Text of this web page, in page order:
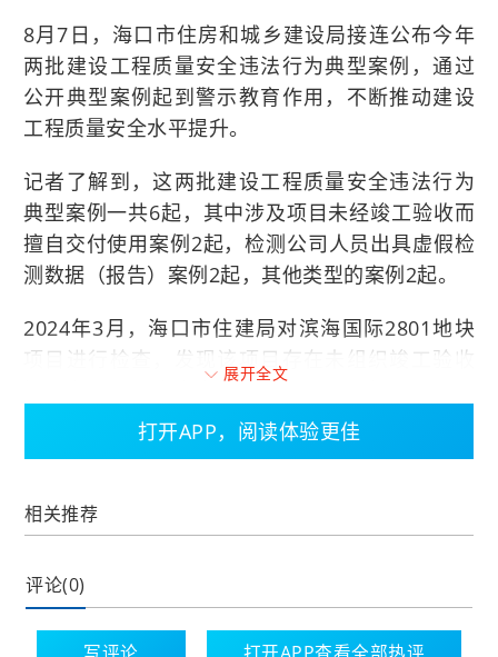
8月7日，海口市住房和城乡建设局接连公布今年
两批建设工程质量安全违法行为典型案例，通过
公开典型案例起到警示教育作用，不断推动建设
工程质量安全水平提升。
记者了解到，这两批建设工程质量安全违法行为
典型案例一共6起，其中涉及项目未经竣工验收而
擅自交付使用案例2起，检测公司人员出具虚假检
测数据（报告）案例2起，其他类型的案例2起。
2024年3月，海口市住建局对滨海国际2801地块
项目进行检查，发现该项目存在未组织竣工验收
擅自交付使用的违法违规行为。2024年10月，海
口市综合行政执法局美兰分局对建设单位海南金
海晟投资有限公司和项目直接责任人林某，分别
2025年2月，海口市住建局对鲁启·智慧谷C区项目
竣工验收擅自交付使用的违法违规行为。2025年6
月，海口市综合行政执法局对该项目建设单位海
展开全文
打开APP，阅读体验更佳
相关推荐
评论(0)